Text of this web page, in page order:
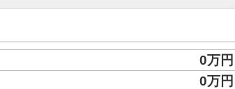
0万円
0万円